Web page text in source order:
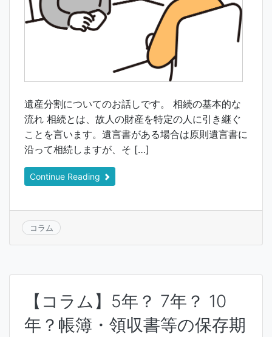
遺産分割についてのお話しです。 相続の基本的な
流れ 相続とは、故人の財産を特定の人に引き継ぐ
ことを言います。遺言書がある場合は原則遺言書に
沿って相続しますが、そ […]
Continue Reading
コラム
【コラム】5年？ 7年？ 10
年？帳簿・領収書等の保存期